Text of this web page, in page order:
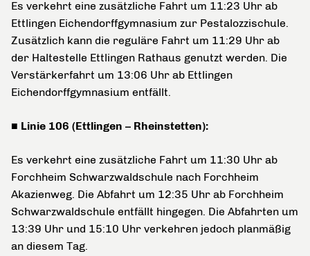
Es verkehrt eine zusätzliche Fahrt um 11:23 Uhr ab
Ettlingen Eichendorffgymnasium zur Pestalozzischule.
Zusätzlich kann die reguläre Fahrt um 11:29 Uhr ab
der Haltestelle Ettlingen Rathaus genutzt werden. Die
Verstärkerfahrt um 13:06 Uhr ab Ettlingen
Eichendorffgymnasium entfällt.
■ Linie 106 (Ettlingen – Rheinstetten):
Es verkehrt eine zusätzliche Fahrt um 11:30 Uhr ab
Forchheim Schwarzwaldschule nach Forchheim
Akazienweg. Die Abfahrt um 12:35 Uhr ab Forchheim
Schwarzwaldschule entfällt hingegen. Die Abfahrten um
13:39 Uhr und 15:10 Uhr verkehren jedoch planmäßig
an diesem Tag.